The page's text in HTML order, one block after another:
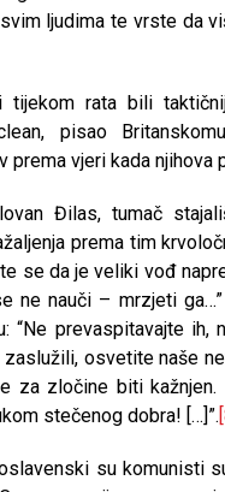
ljudima te vrste da
tijekom rata bili
pisao
vjeri kada njihova
Đilas, tumač
prema tim
se da je veliki vođ
ne nauči – mrzjeti
“Ne prevaspitavajte
osvetite naše
za zločine biti
stečenog dobra! […]”.
su komunisti